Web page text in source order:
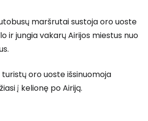
maršrutai sustoja oro uoste
ir jungia vakarų Airijos miestus nuo
oro uoste išsinuomoja
į kelionę po Airiją.